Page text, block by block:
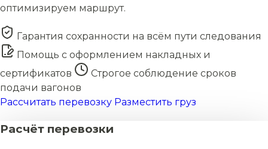
оптимизируем маршрут.
Гарантия сохранности на всём пути следования
Помощь с оформлением накладных и
сертификатов
Строгое соблюдение сроков
подачи вагонов
Рассчитать перевозку Разместить груз
Расчёт перевозки